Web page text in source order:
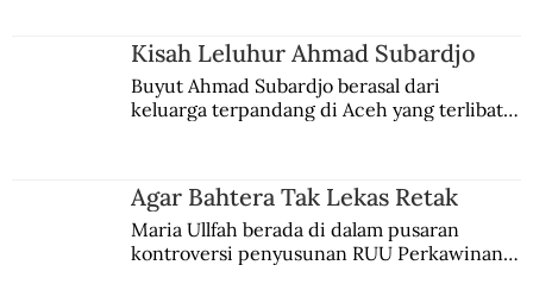
Kisah Leluhur Ahmad Subardjo
Buyut Ahmad Subardjo berasal dari
keluarga terpandang di Aceh yang terlibat
Agar Bahtera Tak Lekas Retak
Maria Ullfah berada di dalam pusaran
kontroversi penyusunan RUU Perkawinan.